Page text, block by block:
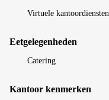
Virtuele kantoordiensten
Eetgelegenheden
Catering
Kantoor kenmerken